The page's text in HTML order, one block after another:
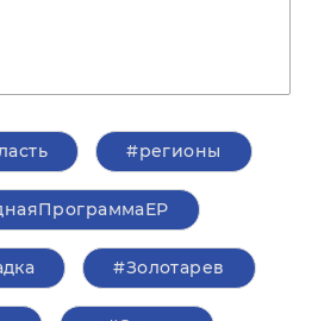
#регионы
#Золотарев